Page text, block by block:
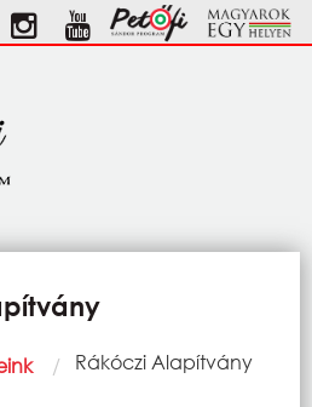
Current:
Rákóczi Alapítvány